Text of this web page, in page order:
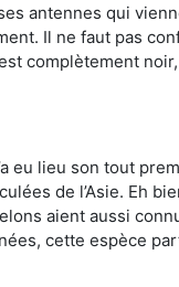
antennes qui
Il ne faut pas
complètement
eu lieu son tout
de l’Asie. Eh
aient aussi
cette espèce